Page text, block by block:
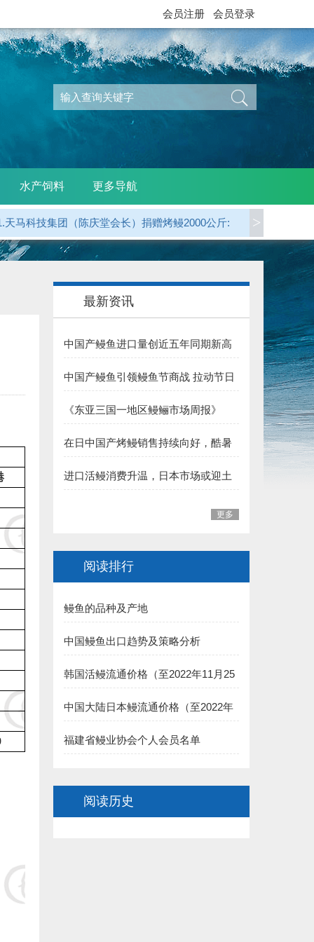
会员注册 会员登录
水产饲料 更多导航
天马科技集团（陈庆堂会长）捐赠烤鳗2000公斤:
2.广东省鳗业协会 捐赠烤鳗5000公斤:
3.江西西龙公司（天马科技）捐赠烤鳗1000公斤:
4.龙岩 郭贤平副会长 捐赠50000元:
5.三明 华盛集团（姚弓善副会长） 捐赠50000元:
6.长乐 王平雄副会长 捐赠10000元:
福建省鳗业协会:
一、福州市 1.李本华 捐赠50000元:
2.福州 阙院生 捐赠50000元:
福州鳗匠餐饮管理有限公司(阮盛泉)捐赠50000元:
4.福建高农饲料有限公司（葛军）捐赠50000元:
6.连江富鑫养鳗场(林宝富) 捐赠5000元:
7.福州德远水产有限公司（简新昌）捐赠5000元:
8.福建渔家傲养殖科技有限公司 捐赠5000元:
二、长乐市鳗业协会:
1.长乐聚泉食品有限公司(王家思)捐赠100000元:
3.长乐 董椿 捐赠20000元:
福建省星建水产养殖有限公司(陈寿惠)捐赠15000元:
福建创源水产养殖有限公司（陈洁如）捐赠1.5万元:
>
最新资讯
中国产鳗鱼进口量创近五年同期新高
中国产鳗鱼引领鳗鱼节商战 拉动节日
《东亚三国一地区鳗鲡市场周报》
在日中国产烤鳗销售持续向好，酷暑
进口活鳗消费升温，日本市场或迎土
更多
阅读排行
鳗鱼的品种及产地
中国鳗鱼出口趋势及策略分析
韩国活鳗流通价格（至2022年11月25
中国大陆日本鳗流通价格（至2022年
福建省鳗业协会个人会员名单
阅读历史